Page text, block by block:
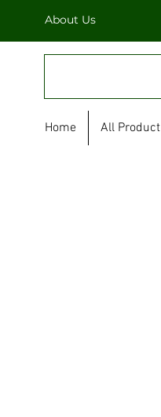
About Us
Home All Product